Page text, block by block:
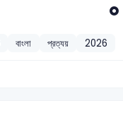
বাংলা প্রত্যয় 2026